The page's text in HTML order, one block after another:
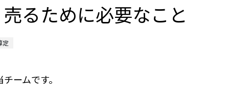
るために必要なこと
定
ームです。